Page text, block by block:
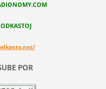
POR